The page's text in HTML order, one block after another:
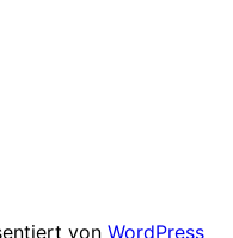
von WordPress